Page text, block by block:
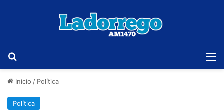
Inicio / Política
Política